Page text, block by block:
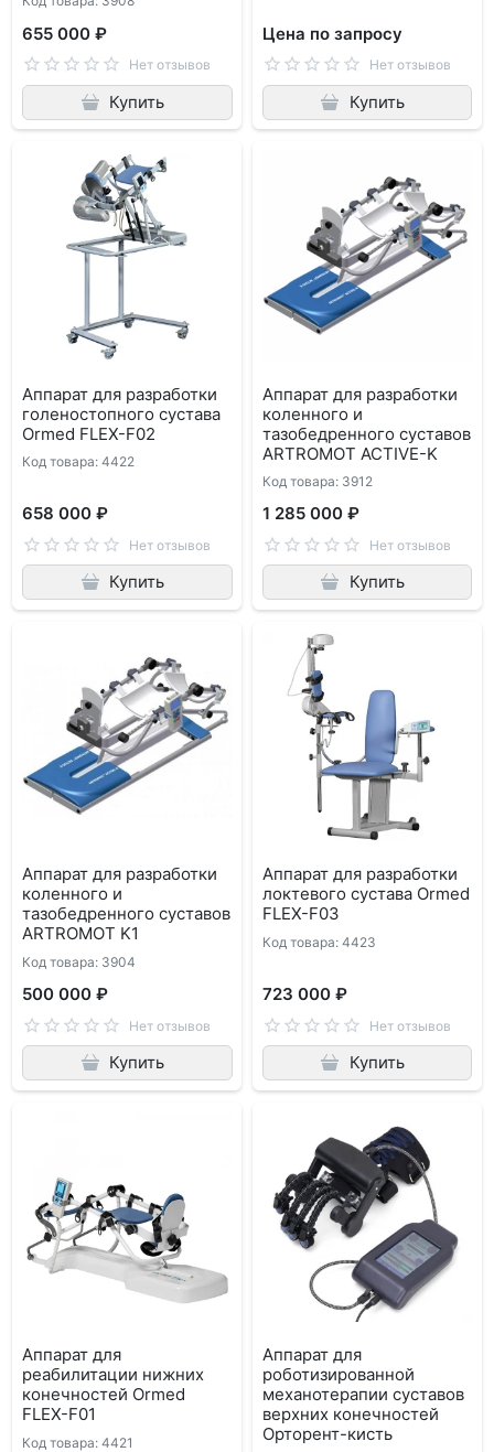
655 000 ₽
Нет отзывов
Купить
Цена по запросу
Нет отзывов
Купить
Аппарат для разработки
голеностопного сустава
Ormed FLEX-F02
Код товара: 4422
658 000 ₽
Нет отзывов
Купить
Аппарат для разработки
коленного и
тазобедренного суставов
ARTROMOT ACTIVE-K
Код товара: 3912
1 285 000 ₽
Нет отзывов
Купить
Аппарат для разработки
коленного и
тазобедренного суставов
ARTROMOT K1
Код товара: 3904
500 000 ₽
Нет отзывов
Купить
Аппарат для разработки
локтевого сустава Ormed
FLEX-F03
Код товара: 4423
723 000 ₽
Нет отзывов
Купить
Аппарат для
реабилитации нижних
конечностей Ormed
FLEX-F01
Код товара: 4421
Аппарат для
роботизированной
механотерапии суставов
верхних конечностей
Орторент-кисть